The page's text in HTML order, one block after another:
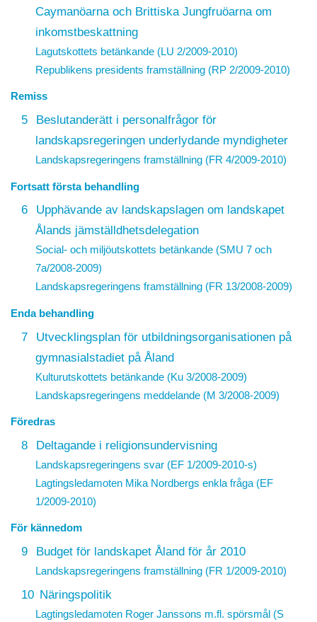
Caymanöarna och Brittiska Jungfruöarna om
inkomstbeskattning
Lagutskottets betänkande (LU 2/2009-2010)
Republikens presidents framställning (RP 2/2009-2010)
Remiss
5
Beslutanderätt i personalfrågor för
landskapsregeringen underlydande myndigheter
Landskapsregeringens framställning (FR 4/2009-2010)
Fortsatt första behandling
6
Upphävande av landskapslagen om landskapet
Ålands jämställdhetsdelegation
Social- och miljöutskottets betänkande (SMU 7 och
7a/2008-2009)
Landskapsregeringens framställning (FR 13/2008-2009)
Enda behandling
7
Utvecklingsplan för utbildningsorganisationen på
gymnasialstadiet på Åland
Kulturutskottets betänkande (Ku 3/2008-2009)
Landskapsregeringens meddelande (M 3/2008-2009)
Föredras
8 Deltagande i religionsundervisning
Landskapsregeringens svar (EF 1/2009-2010-s)
Lagtingsledamoten Mika Nordbergs enkla fråga (EF
1/2009-2010)
För kännedom
9 Budget för landskapet Åland för år 2010
Landskapsregeringens framställning (FR 1/2009-2010)
10 Näringspolitik
Lagtingsledamoten Roger Janssons m.fl. spörsmål (S